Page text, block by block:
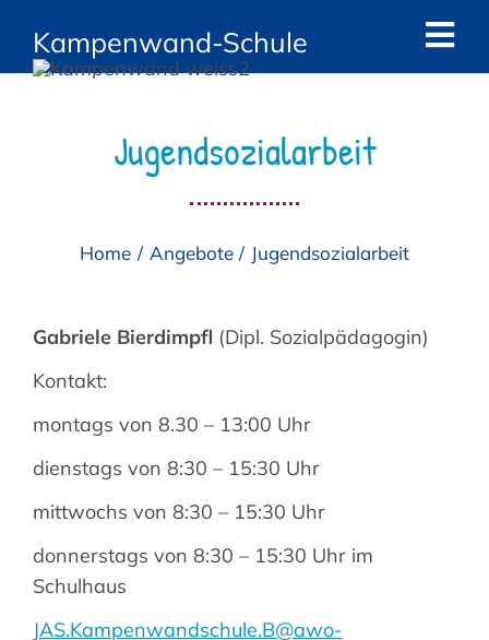
Inhalt
springen
Kampenwand-Schule
Angebote
Kontakt
Suche
nach:
Jugendsozialarbeit
Home Angebote Jugendsozialarbeit
Gabriele Bierdimpfl (Dipl. Sozialpädagogin)
Kontakt:
montags von 8.30 – 13:00 Uhr
dienstags von 8:30 – 15:30 Uhr
mittwochs von 8:30 – 15:30 Uhr
donnerstags von 8:30 – 15:30 Uhr im
Schulhaus
JAS.Kampenwandschule.B@awo-